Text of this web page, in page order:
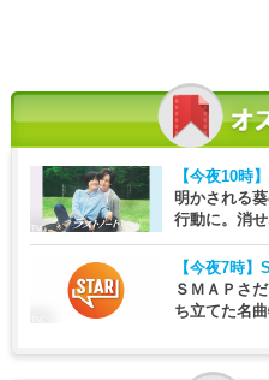
【今夜10時】
明かされる
行動に。消
【今夜7時】
ＳＭＡＰさ
ち立てた名